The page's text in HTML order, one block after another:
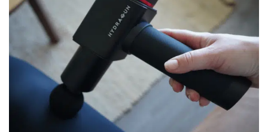
Professionele Massage Guns
Mini Massage Guns
Overige Producten
Beste Mini Massage Guns
Beste Professionele Massage Pistolen
Addsfit